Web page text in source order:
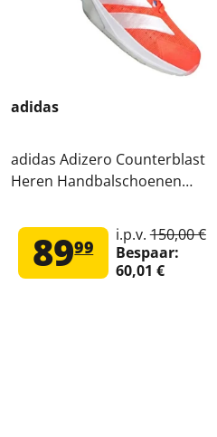
adidas
adidas Adizero Counterblast
Heren Handbalschoenen
8999
i.p.v.150,00 €
Bespaar:
60,01 €